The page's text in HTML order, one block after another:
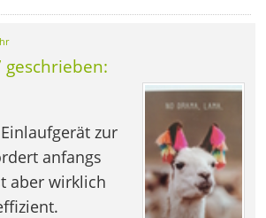
geschrieben:
zur
anfangs
aber wirklich